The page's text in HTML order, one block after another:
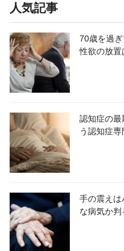
人気記事
70歳を過
性欲の放置
認知症の
う認知症専
手の震えは
な病気か